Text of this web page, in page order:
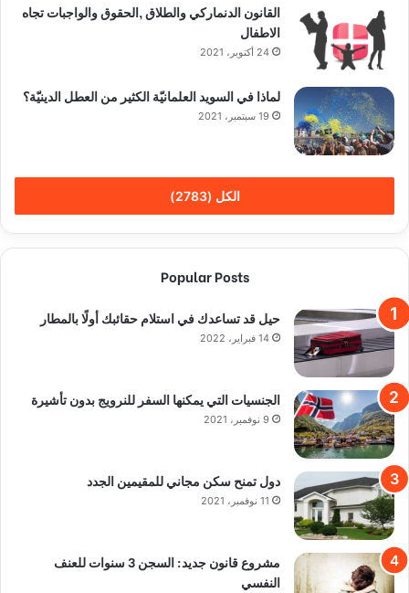
القانون الدنماركي والطلاق ,الحقوق والواجبات تجاه
الاطفال
24 أكتوبر، 2021
لماذا في السويد العلمانيّة الكثير من العطل الدينيّة؟
19 سبتمبر، 2021
الكل (2783)
Popular Posts
حيل قد تساعدك في استلام حقائبك أولًا بالمطار
14 فبراير، 2022
الجنسيات التي يمكنها السفر للنرويج بدون تأشيرة
9 نوفمبر، 2021
دول تمنح سكن مجاني للمقيمين الجدد
11 نوفمبر، 2021
مشروع قانون جديد: السجن 3 سنوات للعنف
النفسي